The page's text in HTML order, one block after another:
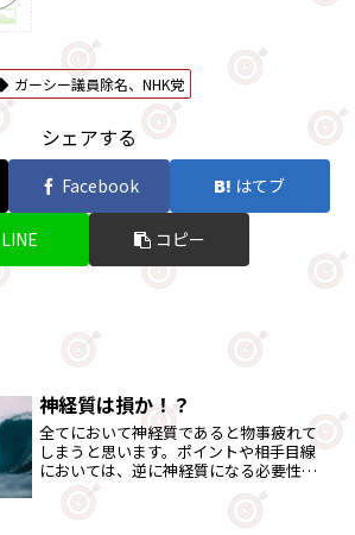
ガーシー議員除名、NHK党
シェアする
Facebook はてブ
LINE コピー
神経質は損か！？
全てにおいて神経質であると物事疲れて
しまうと思います。ポイントや相手目線
においては、逆に神経質になる必要性も
あると思います。神経質な注意点を書い
てみました・・。